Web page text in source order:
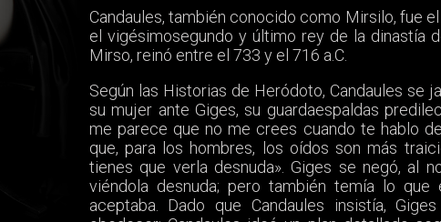
Candaules, también conocido como Mirsilo, fue
el vigésimosegundo y último rey de la dinastía
Mirso, reinó entre el 733 y el 716 a.C.
Según las Historias de Heródoto, Candaules se
su mujer ante Giges, su guardaespaldas
me parece que no me crees cuando te hablo
que, para los hombres, los oídos son más
tienes que verla desnuda». Giges se negó, al
viéndola desnuda; pero también temía lo
aceptaba. Dado que Candaules insistía,